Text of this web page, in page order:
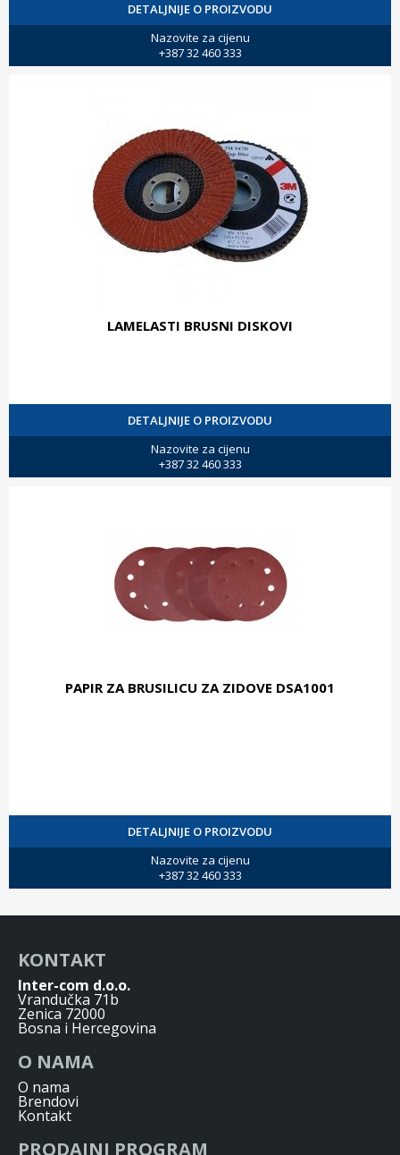
DETALJNIJE O PROIZVODU
Nazovite za cijenu
+387 32 460 333
LAMELASTI BRUSNI DISKOVI
DETALJNIJE O PROIZVODU
Nazovite za cijenu
+387 32 460 333
PAPIR ZA BRUSILICU ZA ZIDOVE DSA1001
DETALJNIJE O PROIZVODU
Nazovite za cijenu
+387 32 460 333
KONTAKT
Inter-com d.o.o.
Vrandučka 71b
Zenica 72000
Bosna i Hercegovina
O NAMA
O nama
Brendovi
Kontakt
PRODAJNI PROGRAM